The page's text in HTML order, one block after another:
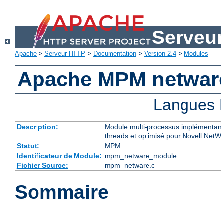
Apache > Serveur HTTP > Documentation > Version 2.4 > Modules
Apache MPM
Description:
Module multi-processus
threads et optimisé pour Novell
Statut:
MPM
Identificateur de Module: mpm_netware_module
Fichier Source:
mpm_netware.c
Sommaire